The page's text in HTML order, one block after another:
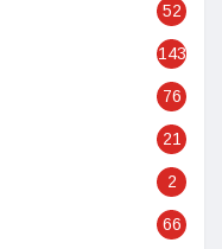
52
143
76
21
2
66